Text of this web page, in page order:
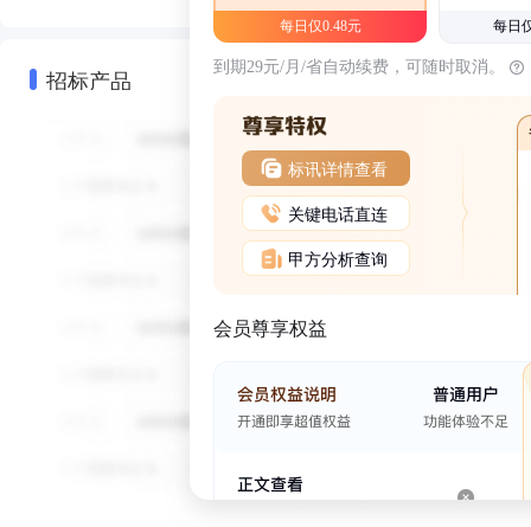
招标产品
每日仅0.48元 每日
到期29元/月/省自动续费，可随时取消。
标讯详情查看
关键电话直连
甲方分析查询
会员尊享权益